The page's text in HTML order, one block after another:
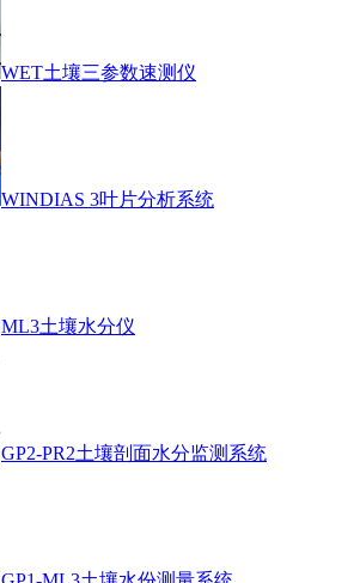
WET土壤三参数速测仪
WINDIAS 3叶片分析系统
ML3土壤水分仪
GP2-PR2土壤剖面水分监测系统